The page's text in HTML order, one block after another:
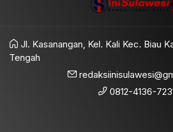
Jl. Kasanangan, Kel. Kali Kec. Biau
Tengah
0812-4136-